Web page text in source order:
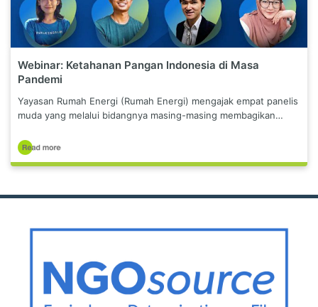
Webinar: Ketahanan Pangan Indonesia di Masa
Pandemi
Yayasan Rumah Energi (Rumah Energi) mengajak empat panelis
muda yang melalui bidangnya masing-masing membagikan…